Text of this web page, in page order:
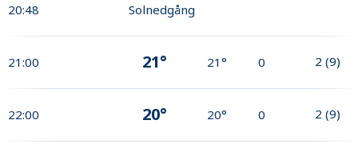
20:48 Solnedgång
21:00 21° 21° 0 2 (9)
22:00 20° 20° 0 2 (9)